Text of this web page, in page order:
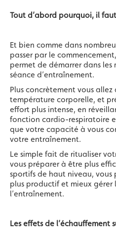
Tout d’abord pourquoi, il faut
Et bien comme dans
passer par le
permet de démarrer dans
séance d’entraînement.
Plus concrètement vous
température corporelle, et
effort plus intense, en
fonction cardio-respiratoire
que votre capacité à vous
votre entraînement.
Le simple fait de ritualiser
vous préparer à être plus
sportifs de haut niveau, vous
plus productif et mieux gérer
l’entraînement.
Les effets de l’échauffement